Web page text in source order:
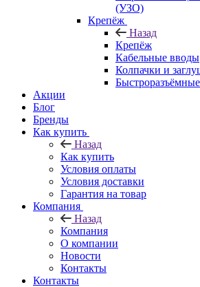
(УЗО)
Крепёж
Назад
Крепёж
Кабельные вводы
Колпачки и
Акции
Блог
Бренды
Как купить
Назад
Как купить
Условия оплаты
Условия доставки
Гарантия на товар
Компания
Назад
Компания
О компании
Новости
Контакты
Контакты